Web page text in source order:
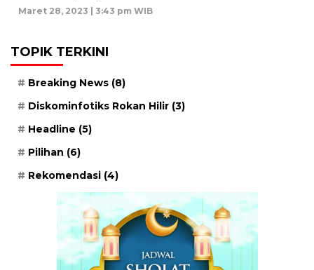
Maret 28, 2023 | 3:43 pm WIB
TOPIK TERKINI
Breaking News (8)
Diskominfotiks Rokan Hilir (3)
Headline (5)
Pilihan (6)
Rekomendasi (4)